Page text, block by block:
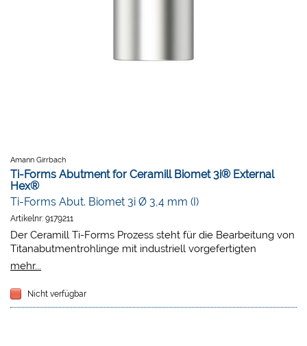
Amann Girrbach
Ti-Forms Abutment for Ceramill Biomet 3i® External
Hex®
Ti-Forms Abut. Biomet 3i Ø 3,4 mm (I)
Artikelnr: 9179211
Der Ceramill Ti-Forms Prozess steht für die Bearbeitung von
Titanabutmentrohlinge mit industriell vorgefertigten
Anschlussgeometrien, aus denen sich inhouse individuelle,
Palette an gängigen Implantatsystemen verfügbaren
Rohlinge erhalten durch die Technik und den Ceramilll Ti-
mehr...
Nicht verfügbar